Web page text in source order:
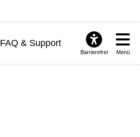
FAQ & Support
Barrierefrei Menü